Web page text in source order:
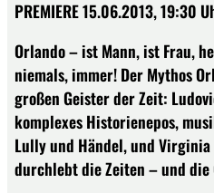
PREMIERE 15.06.2013, 19:30
Orlando – ist Mann, ist Frau,
niemals, immer! Der Mythos
großen Geister der Zeit:
komplexes Historienepos,
Lully und Händel, und
durchlebt die Zeiten – und die